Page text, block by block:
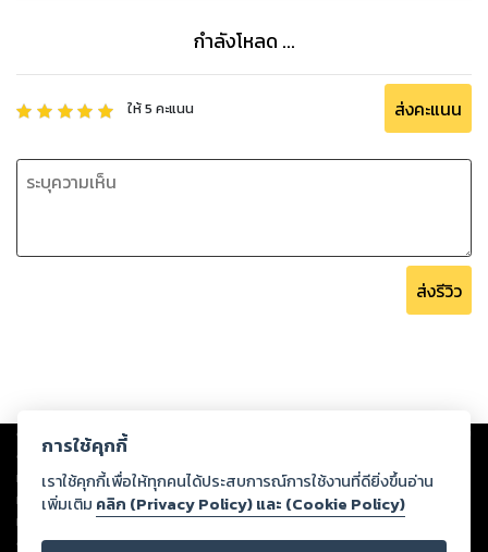
กำลังโหลด ...
ให้5 คะแนน ส่งคะแนน
ส่งรีวิว
Copyright © 2026
ต่อผลงานหรือเนื้อหาใดที่อัปโหลดผ่านเว็บไซต์และปรากฏว่าละเมิดสิทธิใน
ทรัพย์สินทางปัญญาของบุคคลอื่นหรือขัดต่อกฎหมายและศีลธรรม ดังนั้น ผู้อ่าน
ทุกท่านโปรดใช้วิจารณญาณในการกลั่นกรองด้วยตนเอง และหากท่านพบว่าส่วน
หนึ่งส่วนใดขัดต่อกฎหมายและศีลธรรม กรุณาแจ้งมายังบริษัท เพื่อทีมงานจะได้
ดำเนินการในทันที ทั้งนี้ ทางสตอรี่ล็อกขอสงวนลิขสิทธิ์ตามพระราชบัญญัติ
การใช้คุกกี้
เราใช้คุกกี้เพื่อให้ทุกคนได้ประสบการณ์การใช้งานที่ดียิ่งขึ้นอ่าน
เพิ่มเติม คลิก (Privacy Policy) และ (Cookie Policy)